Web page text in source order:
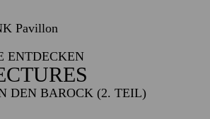
Pavillon
ENTDECKEN
DEN BAROCK (2. TEIL)